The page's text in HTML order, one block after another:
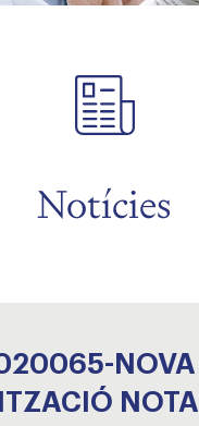
Notícies
NOVA
NOTA